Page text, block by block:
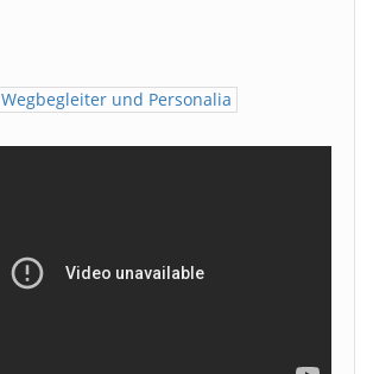
Wegbegleiter und Personalia